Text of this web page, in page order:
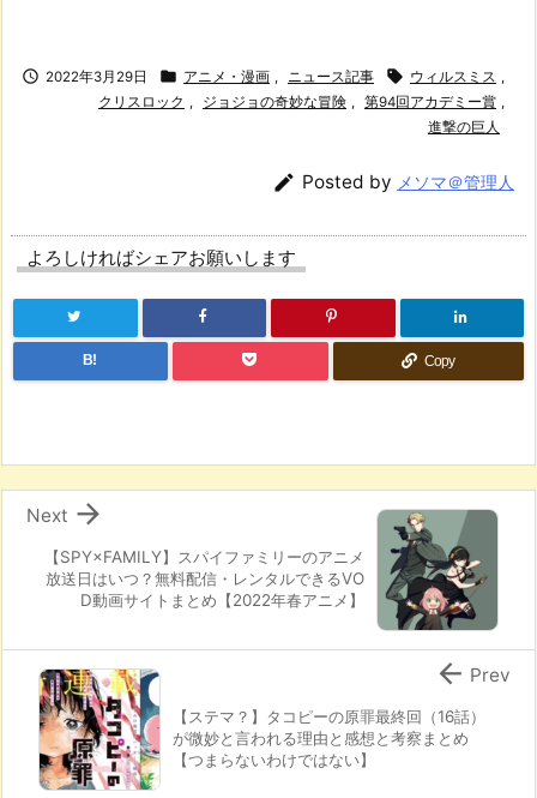
 2022年3月29日  アニメ・漫画 , ニュース記事  ウィルスミス ,
クリスロック , ジョジョの奇妙な冒険 , 第94回アカデミー賞 ,
進撃の巨人
 Posted by メソマ＠管理人
よろしければシェアお願いします
B! Copy
【SPY×FAMILY】スパイファミリーのアニメ
放送日はいつ？無料配信・レンタルできるVO
D動画サイトまとめ【2022年春アニメ】

Next
【ステマ？】タコピーの原罪最終回（16話）
が微妙と言われる理由と感想と考察まとめ
【つまらないわけではない】
 Prev